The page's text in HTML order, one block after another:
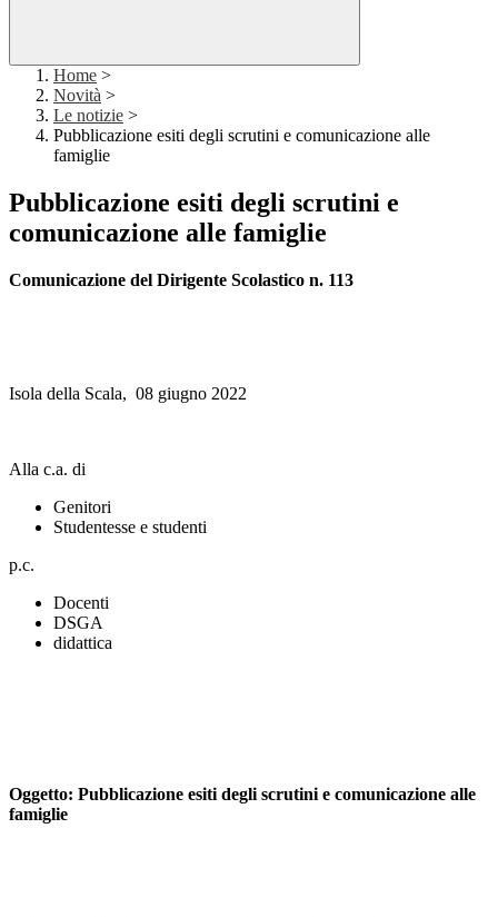
Home >
Novità >
Le notizie >
Pubblicazione esiti degli scrutini e comunicazione alle
famiglie
Pubblicazione esiti degli scrutini e
comunicazione alle famiglie
Comunicazione del Dirigente Scolastico n. 113
Isola della Scala, 08 giugno 2022
Alla c.a. di
Genitori
Studentesse e studenti
p.c.
Docenti
DSGA
didattica
Oggetto: Pubblicazione esiti degli scrutini e comunicazione alle
famiglie